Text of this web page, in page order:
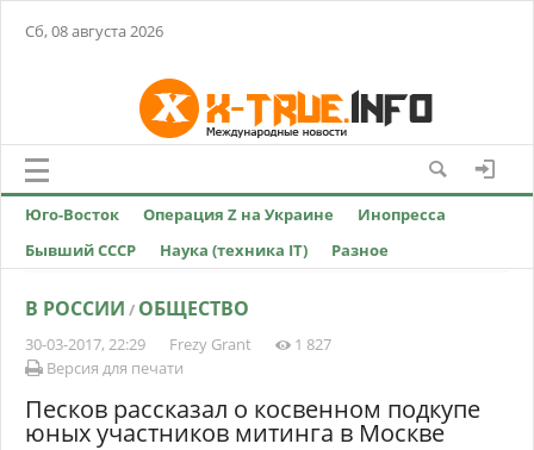
Сб, 08 августа 2026
Юго-Восток Операция Z на Украине
Инопресса
Бывший СССР
Наука (техника IT) Разное
В РОССИИ / ОБЩЕСТВО
30-03-2017, 22:29 Frezy Grant
1 827
Версия для печати
Песков рассказал о косвенном подкупе
юных участников митинга в Москве